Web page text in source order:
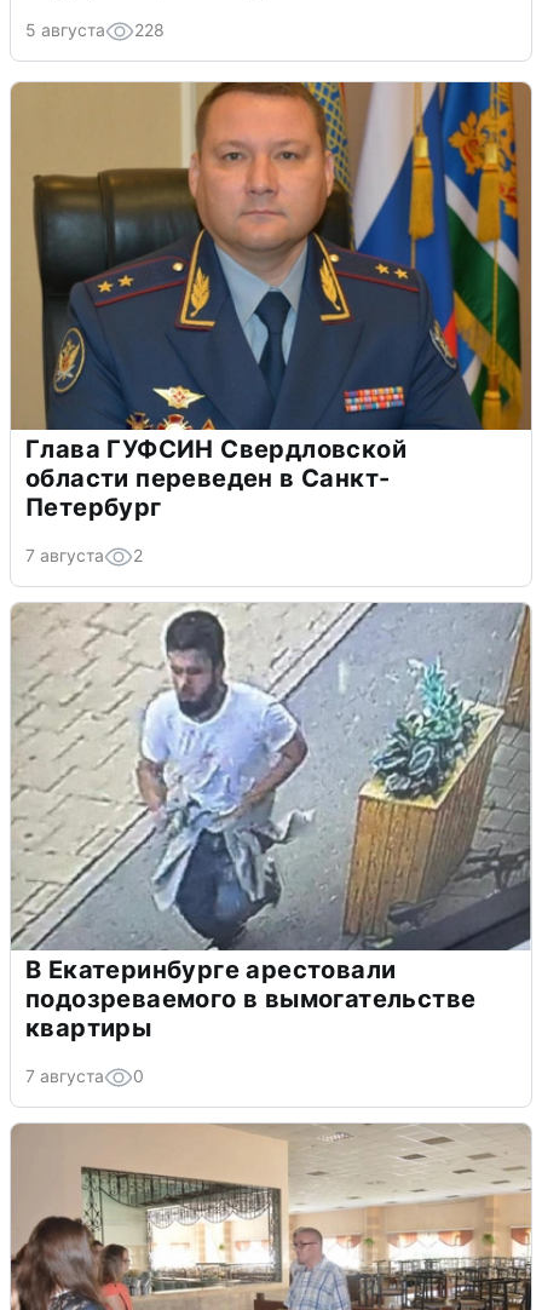
5 августа 228
Глава ГУФСИН Свердловской
области переведен в Санкт-
Петербург
7 августа 2
В Екатеринбурге арестовали
подозреваемого в вымогательстве
квартиры
7 августа 0